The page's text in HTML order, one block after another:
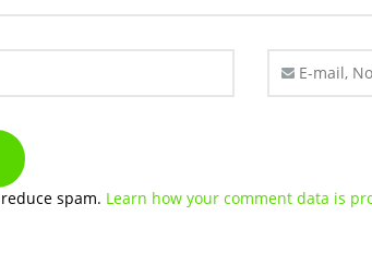
spam. Learn how your comment data is